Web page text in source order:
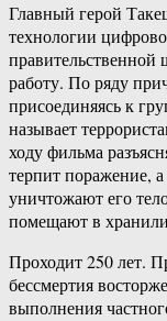
Главный герой
технологии
работу. По ряду
присоединяясь к
называет
ходу фильма
терпит поражение, а
уничтожают его
помещают в
Проходит 250 лет.
бессмертия
выполнения